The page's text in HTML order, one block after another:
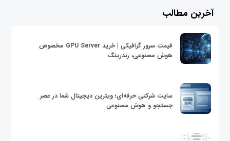
آخرین مطالب
قیمت سرور گرافیکی | خرید GPU Server مخصوص
هوش مصنوعی، رندرینگ
سایت شرکتی حرفه‌ای؛ ویترین دیجیتال شما در عصر
جستجو و هوش مصنوعی